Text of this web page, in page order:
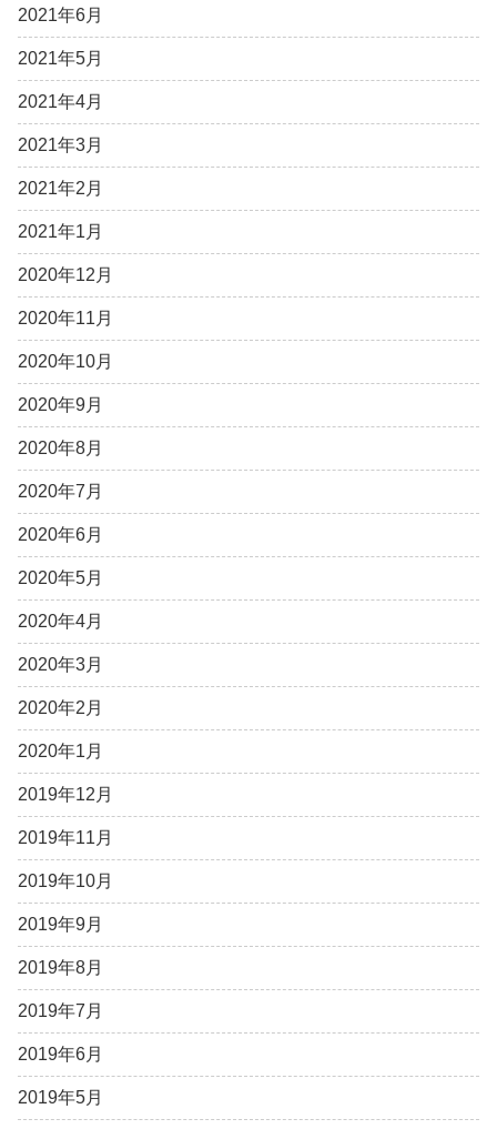
2021年6月
2021年5月
2021年4月
2021年3月
2021年2月
2021年1月
2020年12月
2020年11月
2020年10月
2020年9月
2020年8月
2020年7月
2020年6月
2020年5月
2020年4月
2020年3月
2020年2月
2020年1月
2019年12月
2019年11月
2019年10月
2019年9月
2019年8月
2019年7月
2019年6月
2019年5月